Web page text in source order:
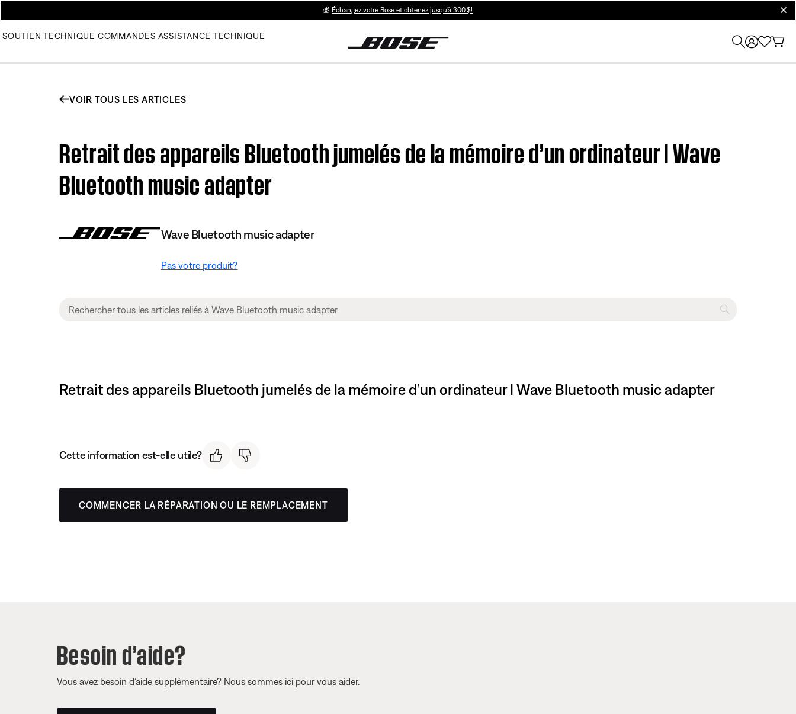
💰 Échangez votre Bose et obtenez jusqu’à 300 $!
SOUTIEN TECHNIQUE COMMANDES ASSISTANCE TECHNIQUE
VOIR TOUS LES ARTICLES
Retrait des appareils Bluetooth jumelés de la mémoire d’un ordinateur | Wave
Bluetooth music adapter
Wave Bluetooth music adapter
Pas votre produit?
Retrait des appareils Bluetooth jumelés de la mémoire d’un ordinateur | Wave Bluetooth music adapter
Cette information est-elle utile?
COMMENCER LA RÉPARATION OU LE REMPLACEMENT
Besoin d’aide?
Vous avez besoin d’aide supplémentaire? Nous sommes ici pour vous aider.